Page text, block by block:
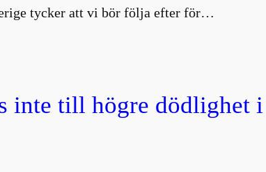
tycker att vi bör följa efter för…
inte till högre dödlighet i